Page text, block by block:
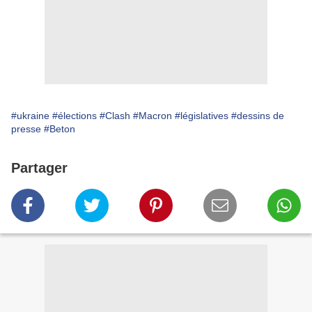
#ukraine #élections #Clash #Macron #législatives #dessins de
presse #Beton
Partager